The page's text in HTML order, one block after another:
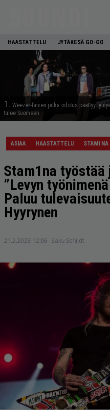
HAASTATTELU JYTÄKESÄ GO-GO
1. Weezer-fanien pitkä odotus päättyy:
tulee Suomeen
ASIAA HAASTATTELU STAM1NA
Stam1na
”Levyn
Paluu
Hyyrynen
21.2.2023 12:06 Saku Schildt